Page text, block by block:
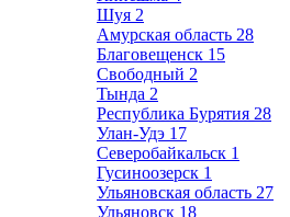
Шуя 2
Амурская область 28
Благовещенск 15
Свободный 2
Тында 2
Республика Бурятия 28
Улан-Удэ 17
Северобайкальск 1
Гусиноозерск 1
Ульяновская область 27
Ульяновск 18